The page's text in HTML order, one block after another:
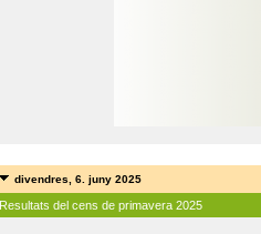
divendres, 6. juny 2025
Resultats del cens de primavera 2025